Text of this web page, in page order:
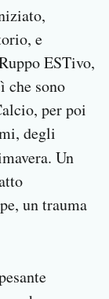
e
ESTivo,
che sono
per poi
degli
Un
un trauma